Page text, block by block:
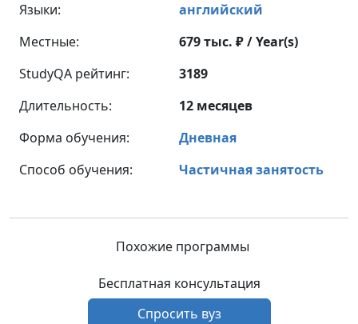
Языки:
английский
Местные:
679 тыс. ₽ / Year(s)
StudyQA рейтинг:
3189
Длительность:
12 месяцев
Форма обучения:
Дневная
Способ обучения:
Частичная занятость
Похожие программы
Бесплатная консультация
Спросить вуз